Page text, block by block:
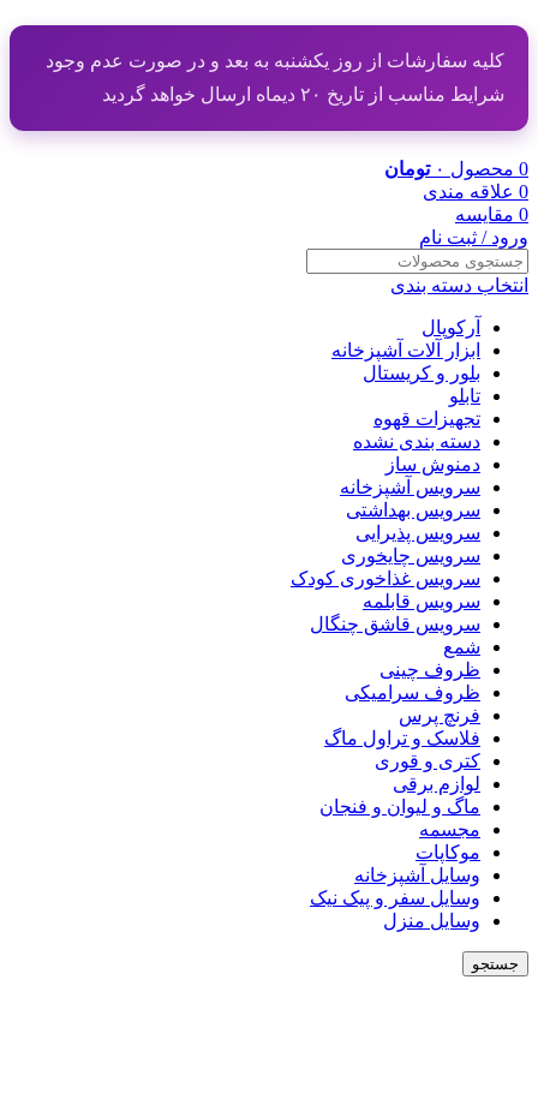
کلیه سفارشات از روز یکشنبه به بعد و در صورت عدم وجود
شرایط مناسب از تاریخ ۲۰ دیماه ارسال خواهد گردید
0 محصول ۰ تومان
0 علاقه مندی
0 مقایسه
ورود / ثبت نام
انتخاب دسته بندی
آرکوپال
ابزار آلات آشپزخانه
بلور و کریستال
تابلو
تجهیزات قهوه
دسته بندی نشده
دمنوش ساز
سرویس آشپزخانه
سرویس بهداشتی
سرویس پذیرایی
سرویس چایخوری
سرویس غذاخوری کودک
سرویس قابلمه
سرویس قاشق چنگال
شمع
ظروف چینی
ظروف سرامیکی
فرنچ پرس
فلاسک و تراول ماگ
کتری و قوری
لوازم برقی
ماگ و لیوان و فنجان
مجسمه
موکاپات
وسایل آشپزخانه
وسایل سفر و پیک نیک
وسایل منزل
جستجو